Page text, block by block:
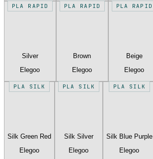
PLA RAPID
Silver
Elegoo
PLA RAPID
Brown
Elegoo
PLA RAPID
Beige
Elegoo
PLA SILK
Silk Green Red
Elegoo
PLA SILK
Silk Silver
Elegoo
PLA SILK
Silk Blue Purple
Elegoo